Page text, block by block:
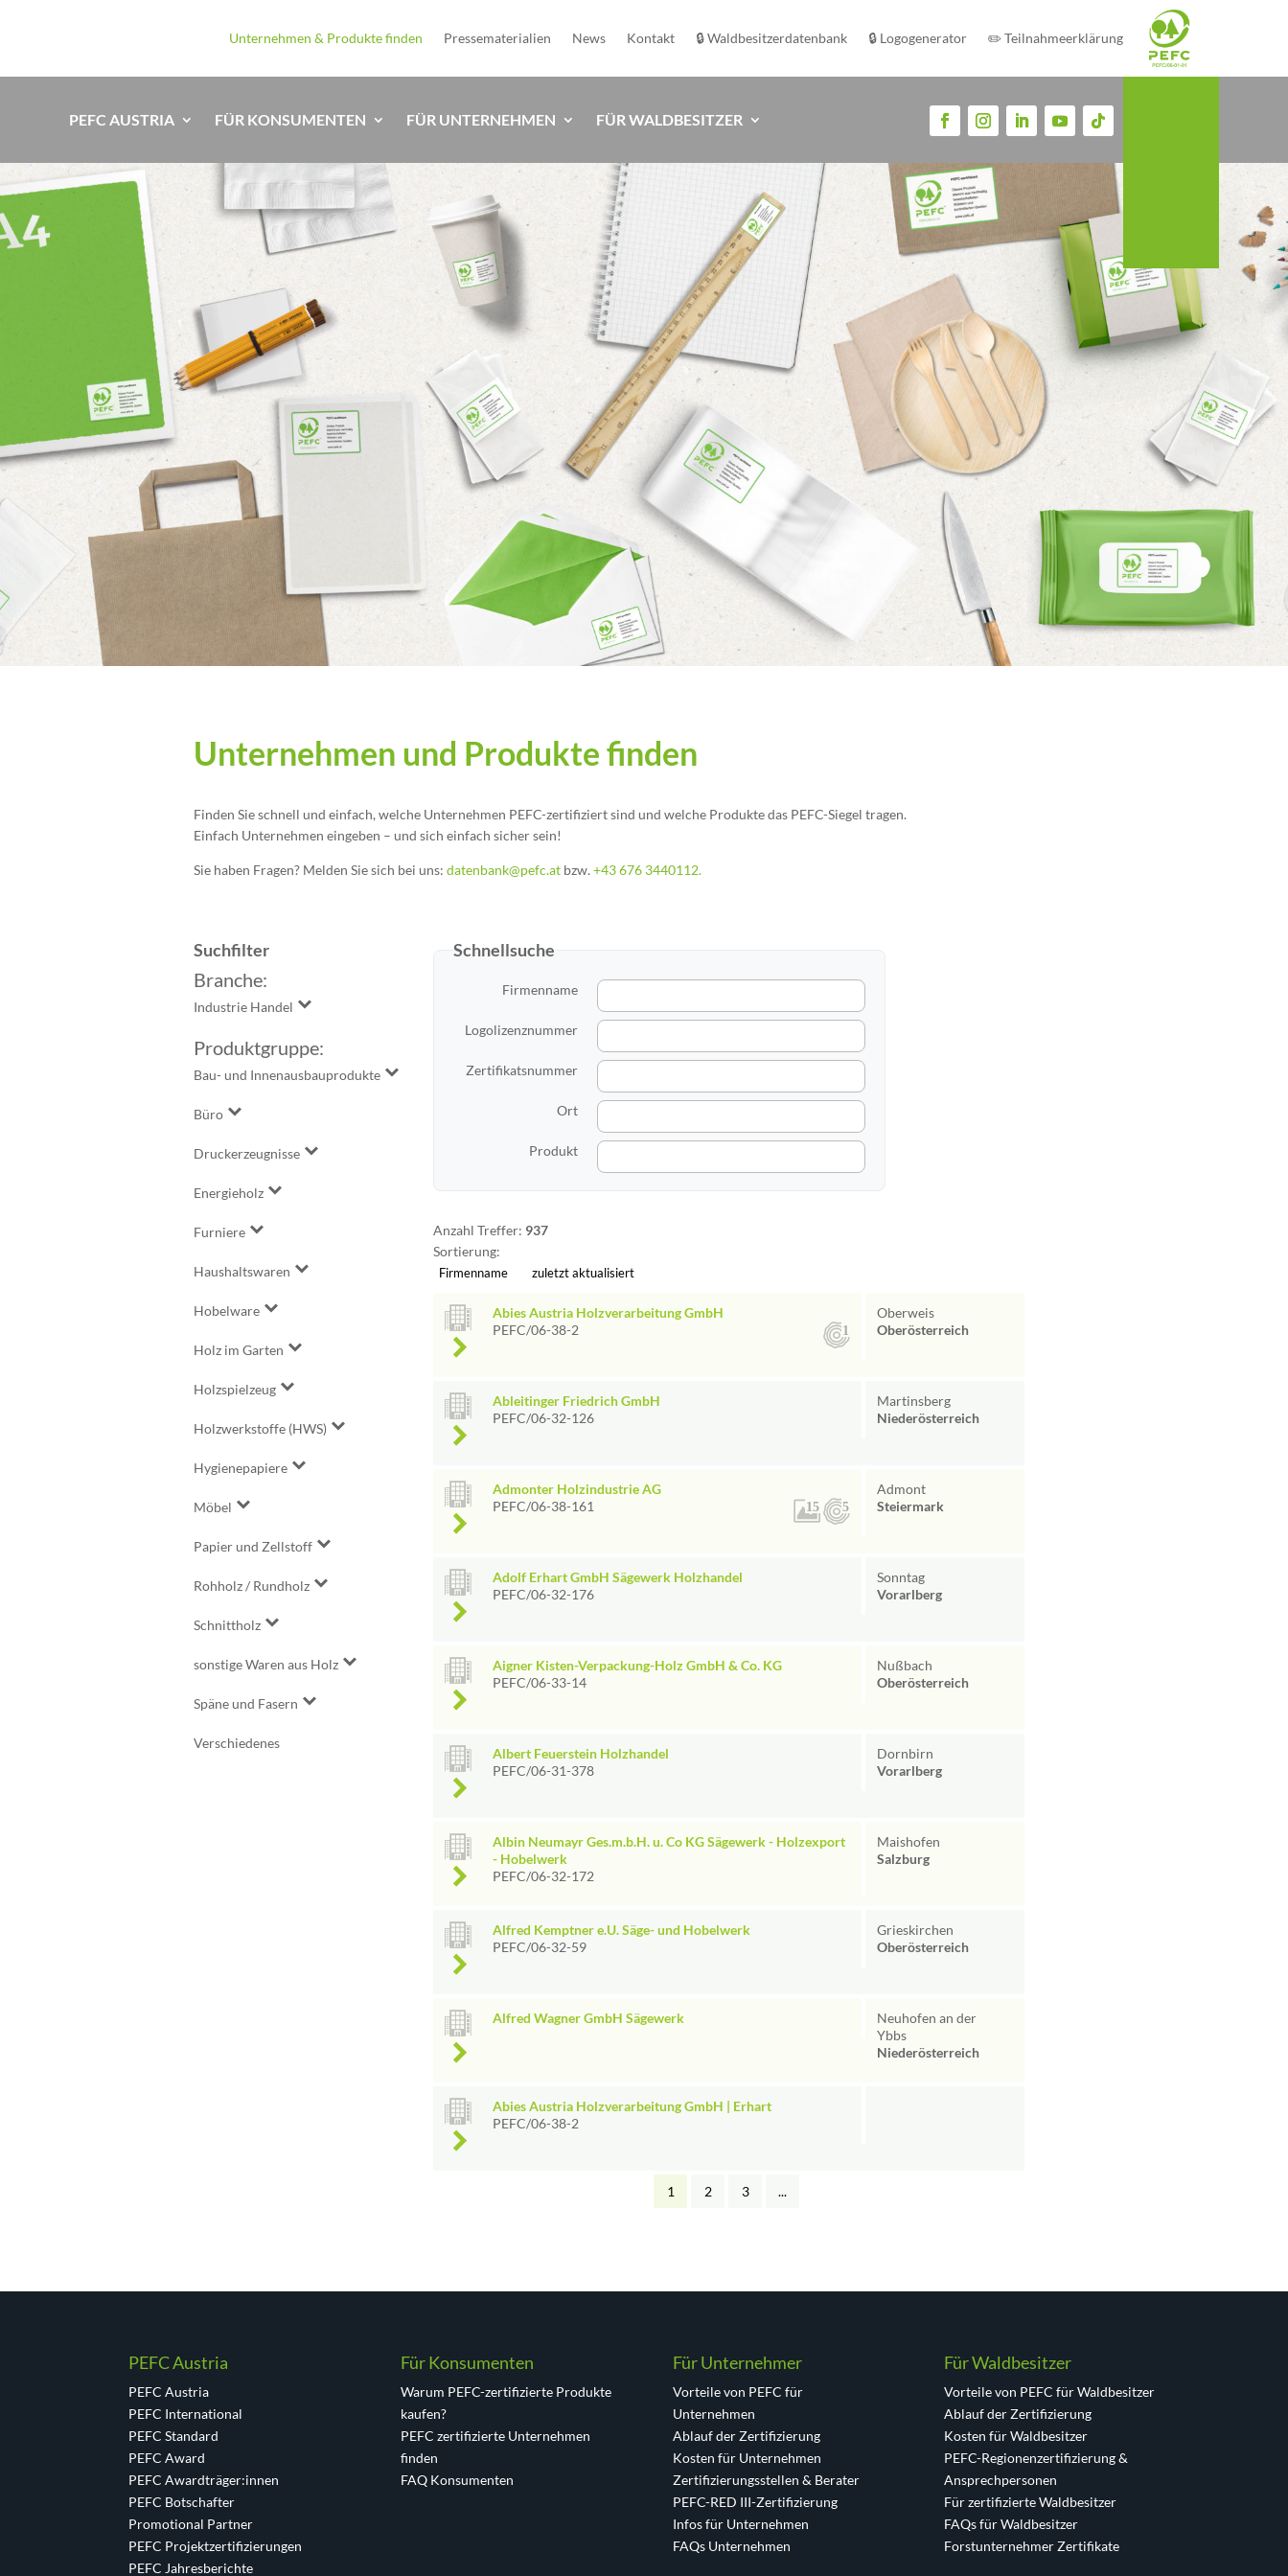
Unternehmen & Produkte finden Pressematerialien News Kontakt 🔒 Waldbesitzerdatenbank 🔒 Logogenerator ✏️ Teilnahmeerklärung
PEFC AUSTRIA FÜR KONSUMENTEN FÜR UNTERNEHMEN FÜR WALDBESITZER
Unternehmen und Produkte finden
Finden Sie schnell und einfach, welche Unternehmen PEFC-zertifiziert sind und welche Produkte das PEFC-Siegel tragen.
Einfach Unternehmen eingeben – und sich einfach sicher sein!
Sie haben Fragen? Melden Sie sich bei uns: datenbank@pefc.atbzw. +43 676 3440112.
Suchfilter
Branche:
Industrie Handel
Produktgruppe:
Bau- und Innenausbauprodukte
Büro
Druckerzeugnisse
Energieholz
Furniere
Haushaltswaren
Hobelware
Holz im Garten
Holzspielzeug
Holzwerkstoffe (HWS)
Hygienepapiere
Möbel
Papier und Zellstoff
Rohholz / Rundholz
Schnittholz
sonstige Waren aus Holz
Späne und Fasern
Verschiedenes
Schnellsuche
Firmenname
Logolizenznummer
Zertifikatsnummer
Ort
Produkt
Anzahl Treffer: 937
Alle Einträge geladen.
Sortierung:
Firmenname zuletzt aktualisiert
Abies Austria Holzverarbeitung GmbH
PEFC/06-38-2
1
Oberweis
Oberösterreich
Ableitinger Friedrich GmbH
PEFC/06-32-126
Martinsberg
Niederösterreich
Admonter Holzindustrie AG
PEFC/06-38-161
5
15
Admont
Steiermark
Adolf Erhart GmbH Sägewerk Holzhandel
PEFC/06-32-176
Sonntag
Vorarlberg
Aigner Kisten-Verpackung-Holz GmbH & Co. KG
PEFC/06-33-14
Nußbach
Oberösterreich
Albert Feuerstein Holzhandel
PEFC/06-31-378
Dornbirn
Vorarlberg
Albin Neumayr Ges.m.b.H. u. Co KG Sägewerk - Holzexport
- Hobelwerk
PEFC/06-32-172
Maishofen
Salzburg
Alfred Kemptner e.U. Säge- und Hobelwerk
PEFC/06-32-59
Grieskirchen
Oberösterreich
Alfred Wagner GmbH Sägewerk
Neuhofen an der
Ybbs
Niederösterreich
Abies Austria Holzverarbeitung GmbH | Erhart
PEFC/06-38-2
1 2 3 ...
PEFC Austria
PEFC Austria
PEFC International
PEFC Standard
PEFC Award
PEFC Awardträger:innen
PEFC Botschafter
Promotional Partner
PEFC Projektzertifizierungen
PEFC Jahresberichte
Für Konsumenten
Warum PEFC-zertifizierte Produkte
kaufen?
PEFC zertifizierte Unternehmen
finden
FAQ Konsumenten
Für Unternehmer
Vorteile von PEFC für
Unternehmen
Ablauf der Zertifizierung
Kosten für Unternehmen
Zertifizierungsstellen & Berater
PEFC-RED III-Zertifizierung
Infos für Unternehmen
FAQs Unternehmen
Für Waldbesitzer
Vorteile von PEFC für Waldbesitzer
Ablauf der Zertifizierung
Kosten für Waldbesitzer
PEFC-Regionenzertifizierung &
Ansprechpersonen
Für zertifizierte Waldbesitzer
FAQs für Waldbesitzer
Forstunternehmer Zertifikate